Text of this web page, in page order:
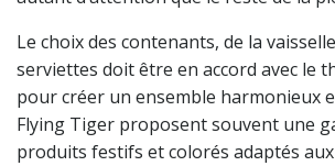
Le choix des contenants, de la
serviettes doit être en accord avec le
pour créer un ensemble harmonieux
Flying Tiger proposent souvent une
produits festifs et colorés adaptés